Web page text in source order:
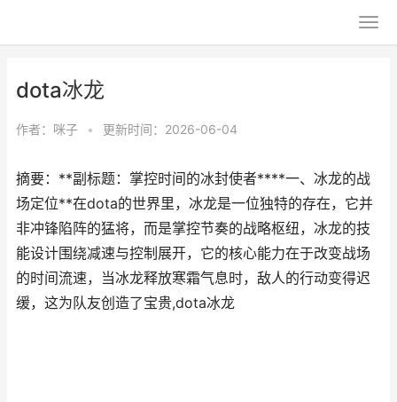
dota冰龙
作者： 咪子 • 更新时间：2026-06-04
摘要：**副标题：掌控时间的冰封使者****一、冰龙的战
场定位**在dota的世界里，冰龙是一位独特的存在，它并
非冲锋陷阵的猛将，而是掌控节奏的战略枢纽，冰龙的技
能设计围绕减速与控制展开，它的核心能力在于改变战场
的时间流速，当冰龙释放寒霜气息时，敌人的行动变得迟
缓，这为队友创造了宝贵,dota冰龙